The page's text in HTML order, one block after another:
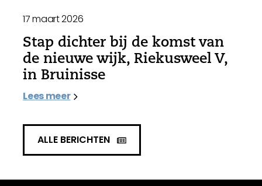
17 maart 2026
Stap dichter bij de komst van
de nieuwe wijk, Riekusweel V,
in Bruinisse
Lees meer
ALLE BERICHTEN